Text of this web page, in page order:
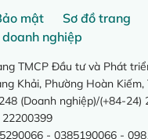
mật Sơ đồ trang
doanh nghiệp
TMCP Đầu tư và Phát
Khải, Phường Hoàn Kiếm,
(Doanh nghiệp)/(+84-24)
22200399
- 0385190066 -